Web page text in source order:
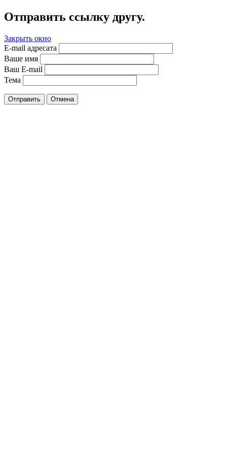
Отправить ссылку другу.
Закрыть окно
E-mail адресата
Ваше имя
Ваш E-mail
Тема
Отправить Отмена